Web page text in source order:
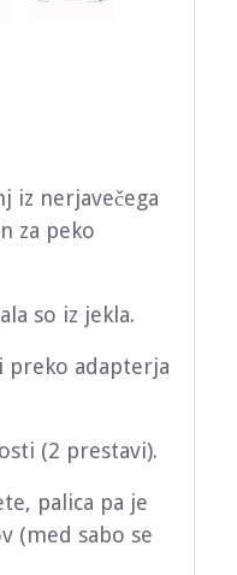
iz nerjavečega
za peko
so iz jekla.
preko adapterja
(2 prestavi).
palica pa je
(med sabo se